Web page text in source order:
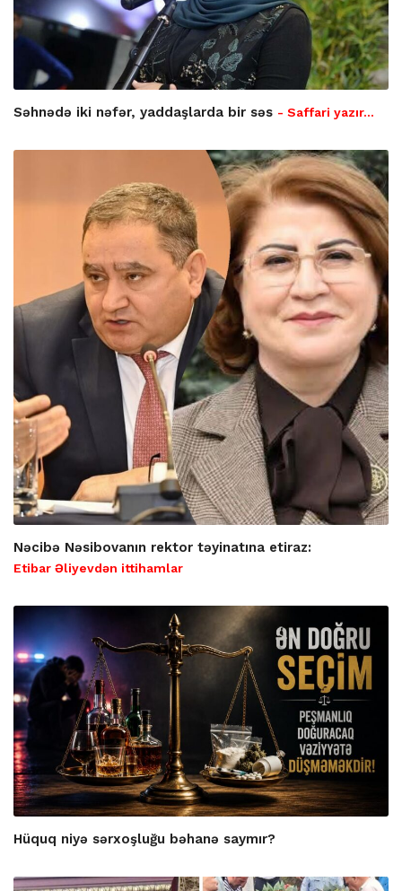
Səhnədə iki nəfər, yaddaşlarda bir səs - Saffari yazır…
Nəcibə Nəsibovanın rektor təyinatına etiraz:
Etibar Əliyevdən ittihamlar
Hüquq niyə sərxoşluğu bəhanə saymır?